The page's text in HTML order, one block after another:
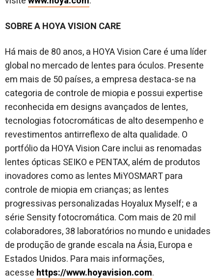
SOBRE A HOYA VISION CARE
Há mais de 80 anos, a HOYA Vision Care é uma líder
global no mercado de lentes para óculos. Presente
em mais de 50 países, a empresa destaca-se na
categoria de controle de miopia e possui expertise
reconhecida em designs avançados de lentes,
tecnologias fotocromáticas de alto desempenho e
revestimentos antirreflexo de alta qualidade. O
portfólio da HOYA Vision Care inclui as renomadas
lentes ópticas SEIKO e PENTAX, além de produtos
inovadores como as lentes MiYOSMART para
controle de miopia em crianças; as lentes
progressivas personalizadas Hoyalux Myself; e a
série Sensity fotocromática. Com mais de 20 mil
colaboradores, 38 laboratórios no mundo e unidades
de produção de grande escala na Ásia, Europa e
Estados Unidos. Para mais informações,
acesse https://www.hoyavision.com.